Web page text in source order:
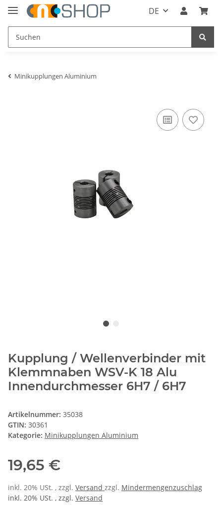
DE
Minikupplungen Aluminium
Kupplung / Wellenverbinder mit
Klemmnaben WSV-K 18 Alu
Innendurchmesser 6H7 / 6H7
Artikelnummer: 35038
GTIN: 30361
Kategorie: Minikupplungen Aluminium
19,65 €
inkl. 20% USt. , zzgl. Versand zzgl. Mindermengenzuschlag
inkl. 20% USt. , zzgl. Versand